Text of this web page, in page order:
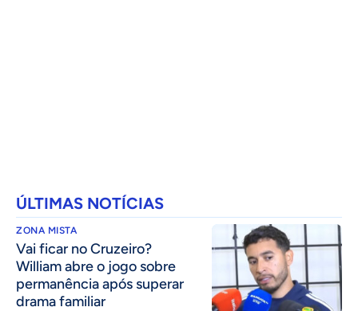
ÚLTIMAS NOTÍCIAS
ZONA MISTA
Vai ficar no Cruzeiro?
William abre o jogo sobre
permanência após superar
drama familiar